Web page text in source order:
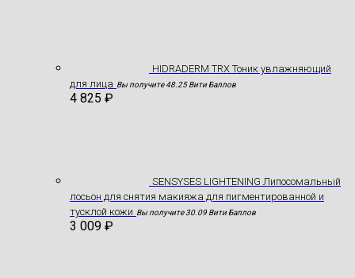
HIDRADERM TRX Тоник увлажняющий
для лица Вы получите 48.25 Вити Баллов
4 825 ₽
SENSYSES LIGHTENING Липосомальный
лосьон для снятия макияжа для пигментированной и
тусклой кожи Вы получите 30.09 Вити Баллов
3 009 ₽